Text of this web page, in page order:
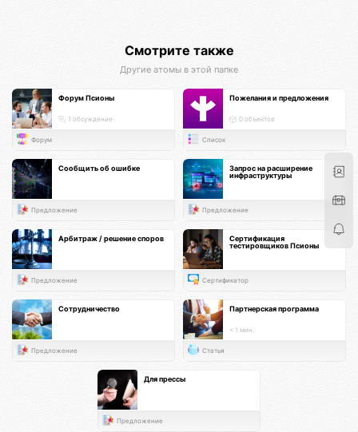
Смотрите также
Другие атомы в этой папке
Форум Псионы
1 обсуждение
Форум
Пожелания и предложения
0 объектов
Список
Сообщить об ошибке
Предложение
Запрос на расширение
инфраструктуры
Предложение
Арбитраж / решение споров
Предложение
Сертификация
тестировщиков Псионы
Сертификатор
Сотрудничество
Предложение
Партнерская программа
< 1 мин.
Статья
Для прессы
Предложение